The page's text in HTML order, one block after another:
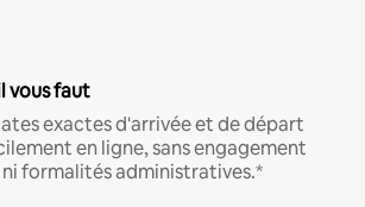
vous faut
exactes d'arrivée et de départ
en ligne, sans engagement
formalités administratives.*